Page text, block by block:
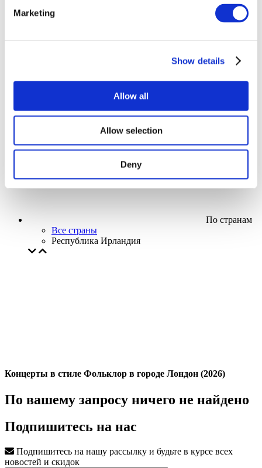
Marketing
Show details
Allow all
Allow selection
Deny
Творческий вечер
Наше спецпредложение
Применить
По странам
Все страны
Республика Ирландия
Концерты в стиле Фольклор в городе Лондон (2026)
По вашему запросу ничего не найдено
Подпишитесь на нас
Подпишитесь на нашу рассылку и будьте в курсе всех
новостей и скидок